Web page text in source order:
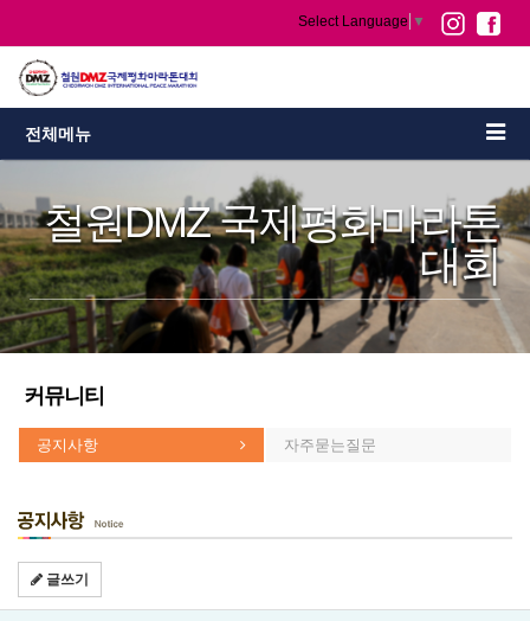
Select Language ▼
전체메뉴
철원DMZ 국제평화마라톤
대회
커뮤니티
공지사항 자주묻는질문
글쓰기